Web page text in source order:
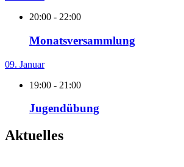
20:00 - 22:00
Monatsversammlung
09. Januar
19:00 - 21:00
Jugendübung
Aktuelles